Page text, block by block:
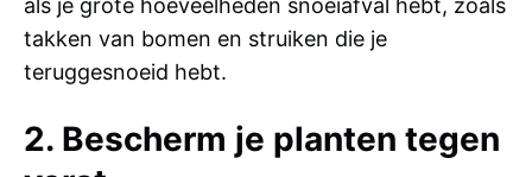
als je grote hoeveelheden snoeiafval hebt, zoals
takken van bomen en struiken die je
teruggesnoeid hebt.
2. Bescherm je planten tegen